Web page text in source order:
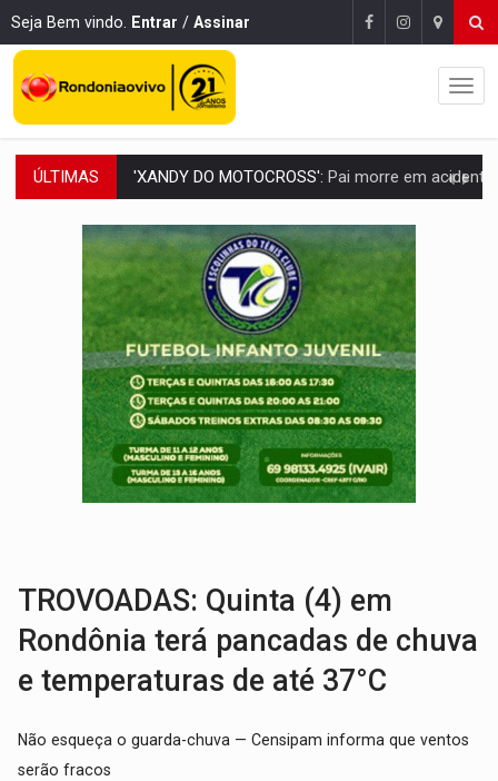
Seja Bem vindo. Entrar / Assinar
ÚLTIMAS PESO DO VOTO:Cinco maiores colégios eleitorais concentram 53,7% dos
COLUNA SEMANAL:Largada foi dada e candidatos ao Governo de RO partem
SOB SUSPEITA:Entrega de 286 máquinas em Rondônia coincide com
ARTIGO:Reter até 50% no distrato imobiliário é legal, mas não pode
DO HOSPITAL AO CAMPO:Veja as mais de 200 ações de Marcos
EXPANSÃO:Grupo Nova Era amplia presença em PVH e transforma Aramix
ROTA GLOBAL:PCC amplia presença internacional e transforma Brasil em
CONEXÃO RONDONIAOVIVO:Museólogo Antônio Ocampo conduz a história de
TROVOADAS: Quinta (4) em
Rondônia terá pancadas de chuva
e temperaturas de até 37°C
Não esqueça o guarda-chuva — Censipam informa que ventos
serão fracos